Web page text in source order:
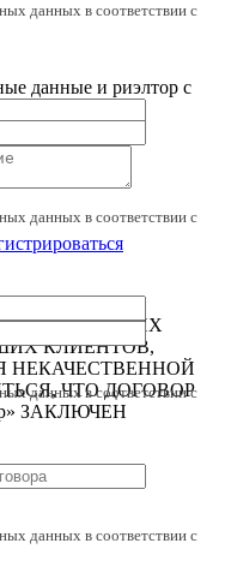
данных в соответствии с
данные и риэлтор с
данных в соответствии с
данных в соответствии с
КЛИЕНТОВ,
НЕКАЧЕСТВЕННОЙ
ЧТО ДОГОВОР
ЗАКЛЮЧЕН
данных в соответствии с